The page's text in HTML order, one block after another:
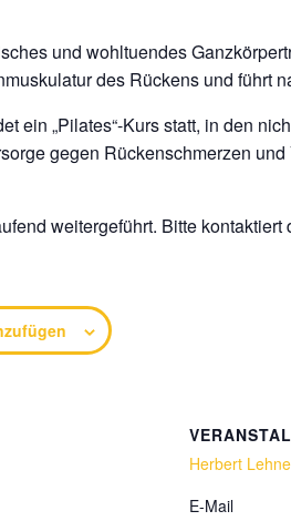
und wohltuendes
des Rückens und führt
ein „Pilates“-Kurs statt, in den
gegen Rückenschmerzen
weitergeführt. Bitte
Herbert
E-Mail